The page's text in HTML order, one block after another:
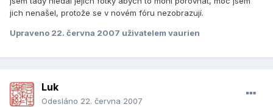
jich nenašel, protože se v novém fóru nezobrazují.
Upraveno 22. června 2007 uživatelem vaurien
Luk
Odesláno 22. června 2007